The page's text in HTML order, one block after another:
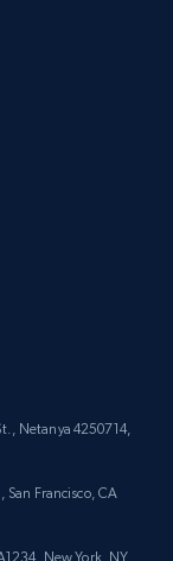
and
始める
Netanya 4250714,
San Francisco, CA
New York, NY